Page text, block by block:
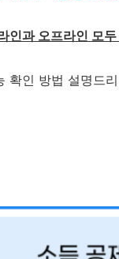
인과 오프라인 모
확인 방법 설명드